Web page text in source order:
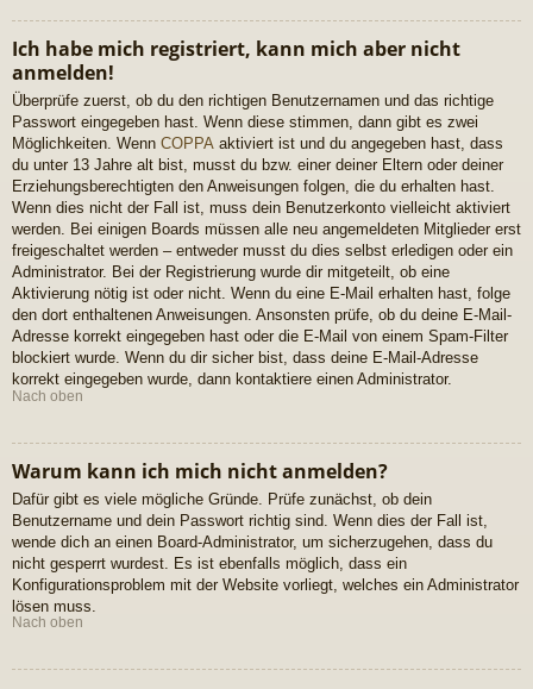
Ich habe mich registriert, kann mich aber nicht
anmelden!
Überprüfe zuerst, ob du den richtigen Benutzernamen und das richtige
Passwort eingegeben hast. Wenn diese stimmen, dann gibt es zwei
Möglichkeiten. Wenn COPPA aktiviert ist und du angegeben hast, dass
du unter 13 Jahre alt bist, musst du bzw. einer deiner Eltern oder deiner
Erziehungsberechtigten den Anweisungen folgen, die du erhalten hast.
Wenn dies nicht der Fall ist, muss dein Benutzerkonto vielleicht aktiviert
werden. Bei einigen Boards müssen alle neu angemeldeten Mitglieder erst
freigeschaltet werden – entweder musst du dies selbst erledigen oder ein
Administrator. Bei der Registrierung wurde dir mitgeteilt, ob eine
Aktivierung nötig ist oder nicht. Wenn du eine E-Mail erhalten hast, folge
den dort enthaltenen Anweisungen. Ansonsten prüfe, ob du deine E-Mail-
Adresse korrekt eingegeben hast oder die E-Mail von einem Spam-Filter
blockiert wurde. Wenn du dir sicher bist, dass deine E-Mail-Adresse
korrekt eingegeben wurde, dann kontaktiere einen Administrator.
Nach oben
Warum kann ich mich nicht anmelden?
Dafür gibt es viele mögliche Gründe. Prüfe zunächst, ob dein
Benutzername und dein Passwort richtig sind. Wenn dies der Fall ist,
wende dich an einen Board-Administrator, um sicherzugehen, dass du
nicht gesperrt wurdest. Es ist ebenfalls möglich, dass ein
Konfigurationsproblem mit der Website vorliegt, welches ein Administrator
lösen muss.
Nach oben